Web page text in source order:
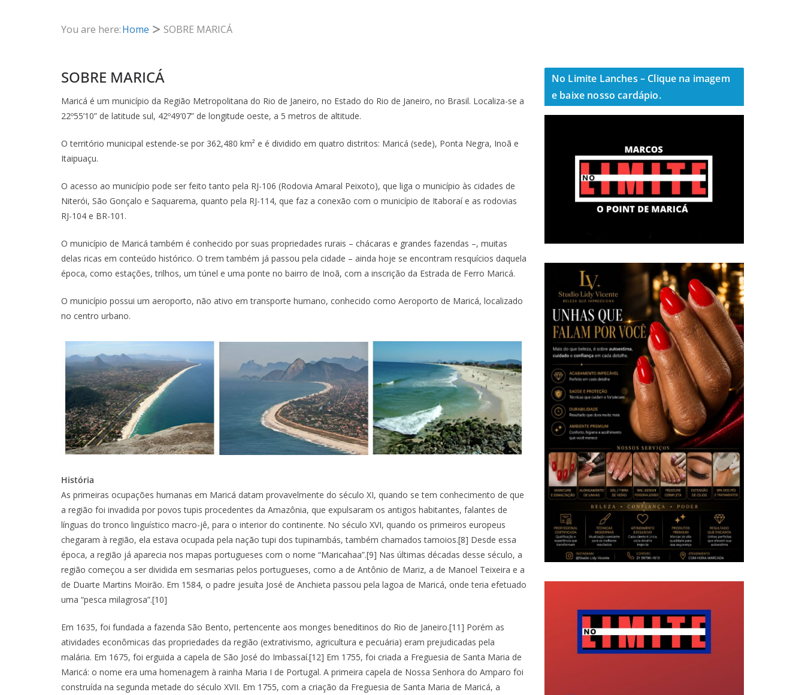
You are here:Home SOBRE MARICÁ
SOBRE MARICÁ
Maricá é um município da Região Metropolitana do Rio de Janeiro, no Estado do Rio de Janeiro, no Brasil. Localiza-se a
22º55’10” de latitude sul, 42º49’07” de longitude oeste, a 5 metros de altitude.
O território municipal estende-se por 362,480 km² e é dividido em quatro distritos: Maricá (sede), Ponta Negra, Inoã e
Itaipuaçu.
O acesso ao município pode ser feito tanto pela RJ-106 (Rodovia Amaral Peixoto), que liga o município às cidades de
Niterói, São Gonçalo e Saquarema, quanto pela RJ-114, que faz a conexão com o município de Itaboraí e as rodovias
RJ-104 e BR-101.
O município de Maricá também é conhecido por suas propriedades rurais – chácaras e grandes fazendas –, muitas
delas ricas em conteúdo histórico. O trem também já passou pela cidade – ainda hoje se encontram resquícios daquela
época, como estações, trilhos, um túnel e uma ponte no bairro de Inoã, com a inscrição da Estrada de Ferro Maricá.
O município possui um aeroporto, não ativo em transporte humano, conhecido como Aeroporto de Maricá, localizado
no centro urbano.
História
As primeiras ocupações humanas em Maricá datam provavelmente do século XI, quando se tem conhecimento de que
a região foi invadida por povos tupis procedentes da Amazônia, que expulsaram os antigos habitantes, falantes de
línguas do tronco linguístico macro-jê, para o interior do continente. No século XVI, quando os primeiros europeus
chegaram à região, ela estava ocupada pela nação tupi dos tupinambás, também chamados tamoios.[8] Desde essa
época, a região já aparecia nos mapas portugueses com o nome “Maricahaa”.[9] Nas últimas décadas desse século, a
região começou a ser dividida em sesmarias pelos portugueses, como a de Antônio de Mariz, a de Manoel Teixeira e a
de Duarte Martins Moirão. Em 1584, o padre jesuíta José de Anchieta passou pela lagoa de Maricá, onde teria efetuado
uma “pesca milagrosa”.[10]
Em 1635, foi fundada a fazenda São Bento, pertencente aos monges beneditinos do Rio de Janeiro.[11] Porém as
atividades econômicas das propriedades da região (extrativismo, agricultura e pecuária) eram prejudicadas pela
malária. Em 1675, foi erguida a capela de São José do Imbassaí.[12] Em 1755, foi criada a Freguesia de Santa Maria de
Maricá: o nome era uma homenagem à rainha Maria I de Portugal. A primeira capela de Nossa Senhora do Amparo foi
construída na segunda metade do século XVII. Em 1755, com a criação da Freguesia de Santa Maria de Maricá, a
No Limite Lanches – Clique na imagem
e baixe nosso cardápio.